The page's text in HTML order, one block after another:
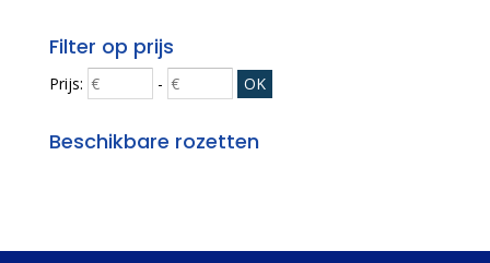
Filter op prijs
Prijs: -
Beschikbare rozetten